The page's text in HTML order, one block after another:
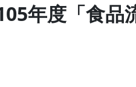
年度「食品